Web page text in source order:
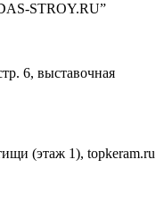
STROY.RU”
6, выставочная
(этаж 1), topkeram.ru